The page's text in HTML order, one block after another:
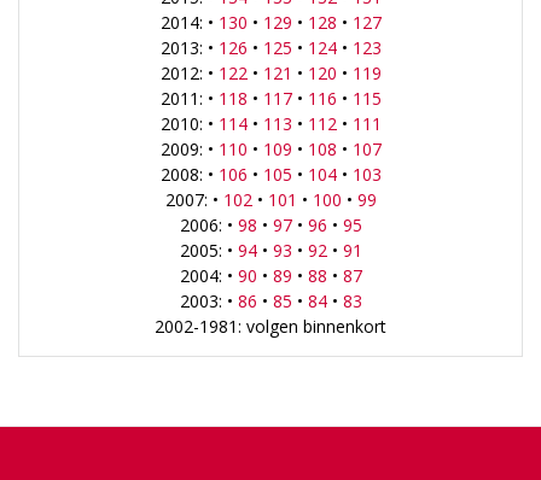
2014: • 130 • 129 • 128 • 127
2013: • 126 • 125 • 124• 123
2012: • 122 • 121 • 120 • 119
2011: • 118 • 117• 116 • 115
2010: • 114• 113 • 112 • 111
2009: • 110 • 109 • 108 • 107
2008: • 106 • 105 • 104• 103
2007: • 102 • 101 • 100 • 99
2006: • 98 • 97• 96 • 95
2005: • 94• 93 • 92 • 91
2004: • 90 • 89 • 88 • 87
2003: • 86 • 85 • 84• 83
2002-1981: volgen binnenkort